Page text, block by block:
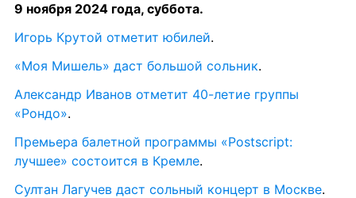
9 ноября 2024 года, суббота.
Игорь Крутой отметит юбилей.
«Моя Мишель» даст большой сольник.
Александр Иванов отметит 40-летие группы
«Рондо».
Премьера балетной программы «Postscript:
лучшее» состоится в Кремле.
Султан Лагучев даст сольный концерт в Москве.